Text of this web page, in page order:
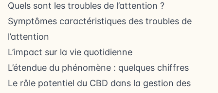
Quels sont les troubles de l’attention ?
Symptômes caractéristiques des troubles de
l’attention
L’impact sur la vie quotidienne
L’étendue du phénomène : quelques chiffres
Le rôle potentiel du CBD dans la gestion des